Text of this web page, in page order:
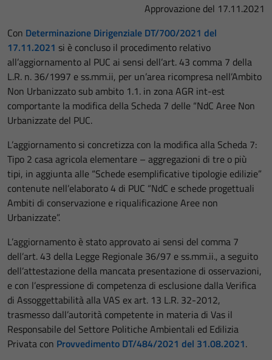
Approvazione del 17.11.2021
Con Determinazione Dirigenziale DT/700/2021 del
17.11.2021 si è concluso il procedimento relativo
all’aggiornamento al PUC ai sensi dell’art. 43 comma 7 della
L.R. n. 36/1997 e ss.mm.ii, per un’area ricompresa nell’Ambito
Non Urbanizzato sub ambito 1.1. in zona AGR int-est
comportante la modifica della Scheda 7 delle “NdC Aree Non
Urbanizzate del PUC.
L’aggiornamento si concretizza con la modifica alla Scheda 7:
Tipo 2 casa agricola elementare – aggregazioni di tre o più
tipi, in aggiunta alle “Schede esemplificative tipologie edilizie”
contenute nell’elaborato 4 di PUC “NdC e schede progettuali
Ambiti di conservazione e riqualificazione Aree non
Urbanizzate”.
L’aggiornamento è stato approvato ai sensi del comma 7
dell’art. 43 della Legge Regionale 36/97 e ss.mm.ii., a seguito
dell’attestazione della mancata presentazione di osservazioni,
e con l’espressione di competenza di esclusione dalla Verifica
di Assoggettabilità alla VAS ex art. 13 L.R. 32-2012,
trasmesso dall’autorità competente in materia di Vas il
Responsabile del Settore Politiche Ambientali ed Edilizia
Privata con Provvedimento DT/484/2021 del 31.08.2021.